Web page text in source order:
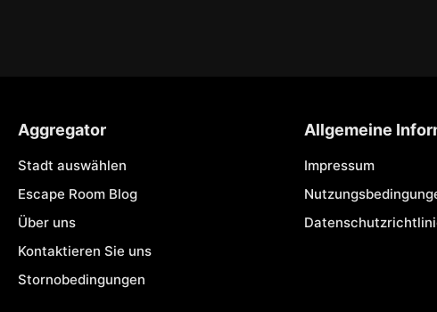
Aggregator
Stadt auswählen
Escape Room Blog
Über uns
Kontaktieren Sie uns
Stornobedingungen
Allgemeine
Impressum